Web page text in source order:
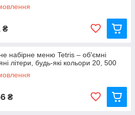
₴
набірне меню Tetris – об'ємні
літери, будь-які кольори 20, 500
₴